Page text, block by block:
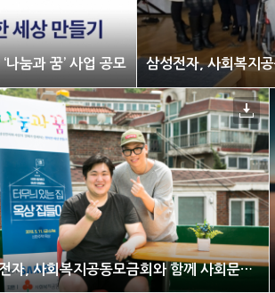
눔과 꿈’ 사업 공모 삼성전자, 사회복지
삼성전자, 사회복지공동모금회와 함께 사회문제 해결 위한 ‘나눔과 꿈’ 사업 공모